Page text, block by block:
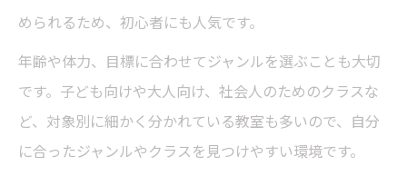
められるため、初心者にも人気です。
年齢や体力、目標に合わせてジャンルを選ぶことも大切
です。子ども向けや大人向け、社会人のためのクラスな
ど、対象別に細かく分かれている教室も多いので、自分
に合ったジャンルやクラスを見つけやすい環境です。